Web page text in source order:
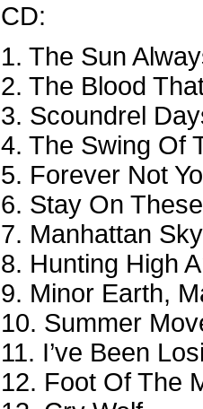
CD:
1. The Sun
2. The Blood
3. Scoundrel
4. The Swing Of
5. Forever Not
6. Stay On
7. Manhattan
8. Hunting High
9. Minor Earth,
10. Summer
11. I’ve Been
12. Foot Of The